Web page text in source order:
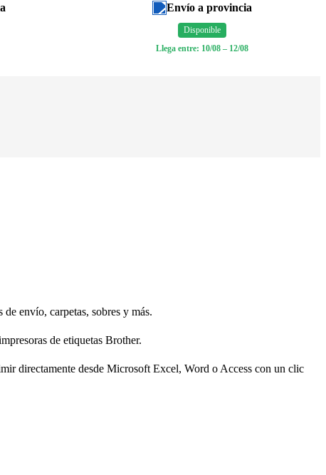
Envío a provincia
Disponible
Llega entre: 10/08 – 12/08
envío, carpetas, sobres y más.
de etiquetas Brother.
directamente desde Microsoft Excel, Word o Access con un clic